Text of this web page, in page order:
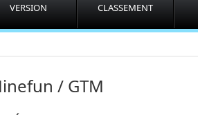
VERSION CLASSEMENT
/ GTM